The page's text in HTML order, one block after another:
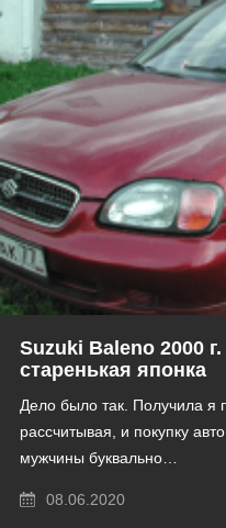
Suzuki Baleno 2000
старенькая японка
Дело было так. Получила я
рассчитывая, и покупку
мужчины буквально…
08.06.2020